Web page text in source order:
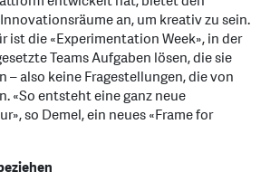
an, um kreativ zu sein.
ist die «Experimentation Week», in der
Teams Aufgaben lösen, die sie
– also keine Fragestellungen, die von
«So entsteht eine ganz neue
so Demel, ein neues «Frame for